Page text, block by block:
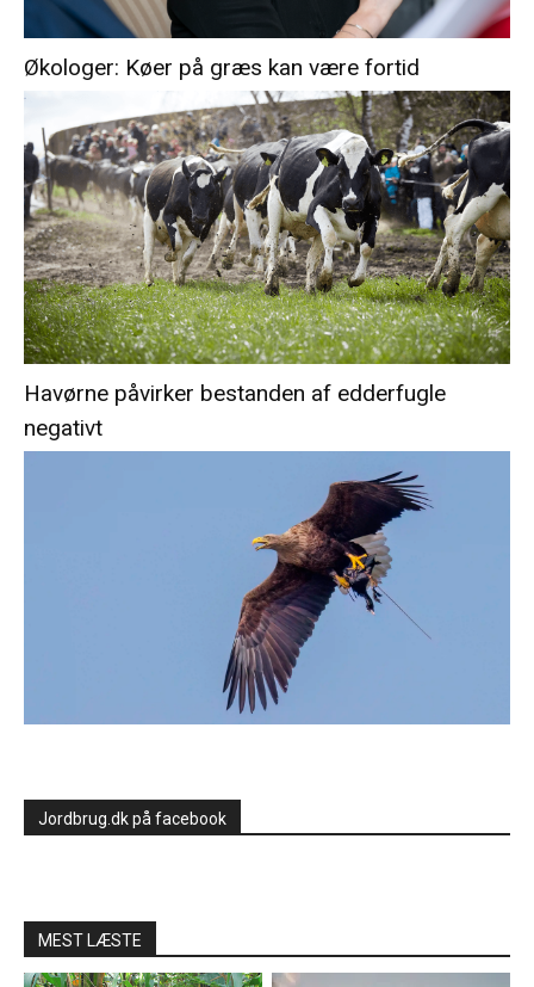
Økologer: Køer på græs kan være fortid
Havørne påvirker bestanden af edderfugle
negativt
Jordbrug.dk på facebook
MEST LÆSTE